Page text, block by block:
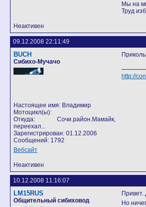
Мы на
Труд
Неактивен
09.12.2008 22:11:49
BUCH
Сибихо-Мучачо
Настоящее имя: Владимир
Мотоцикл(ы):
Откуда: Сочи.район.Мамайк,
переехал...
Зарегистрирован: 01.12.2006
Сообщений: 1792
Вебсайт
http://
Неактивен
10.12.2008 11:16:07
LM15RUS
Общительный сибиховод
Но